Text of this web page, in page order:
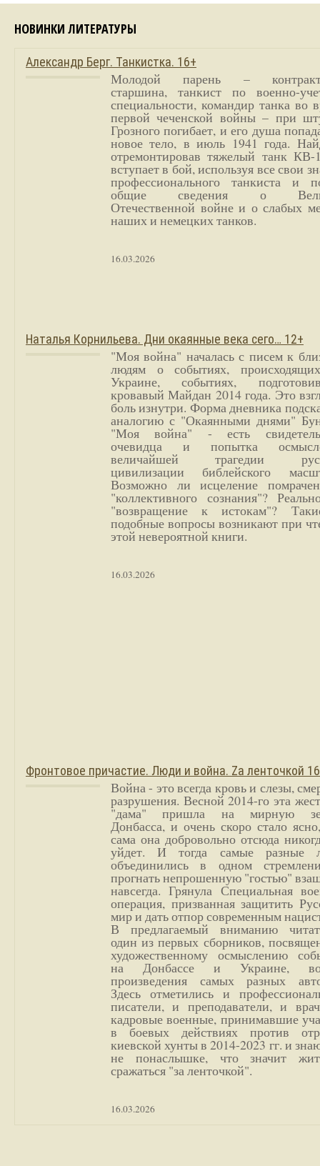
НОВИНКИ ЛИТЕРАТУРЫ
Александр Берг. Танкистка. 16+
Молодой парень –
старшина, танкист по военно-
специальности, командир танка во
первой чеченской войны – при
Грозного погибает, и его душа
новое тело, в июль 1941 года.
отремонтировав тяжелый танк
вступает в бой, используя все свои
профессионального танкиста и
общие сведения о
Отечественной войне и о слабых
наших и немецких танков.
16.03.2026
Наталья Корнильева. Дни окаянные века сего… 12+
"Моя война" началась с писем к
людям о событиях,
Украине, событиях,
кровавый Майдан 2014 года. Это
боль изнутри. Форма дневника
аналогию с "Окаянными днями"
"Моя война" - есть
очевидца и попытка
величайшей трагедии
цивилизации библейского
Возможно ли исцеление
"коллективного сознания"?
"возвращение к истокам"?
подобные вопросы возникают при
этой невероятной книги.
16.03.2026
Фронтовое причастие. Люди и война. Zа ленточкой
Война - это всегда кровь и слезы,
разрушения. Весной 2014-го эта
"дама" пришла на мирную
Донбасса, и очень скоро стало
сама она добровольно отсюда
уйдет. И тогда самые разные
объединились в одном
прогнать непрошенную "гостью"
навсегда. Грянула Специальная
операция, призванная защитить
мир и дать отпор современным
В предлагаемый вниманию
один из первых сборников,
художественному осмыслению
на Донбассе и Украине,
произведения самых разных
Здесь отметились и
писатели, и преподаватели, и
кадровые военные, принимавшие
в боевых действиях против
киевской хунты в 2014-2023 гг. и
не понаслышке, что значит
сражаться "за ленточкой".
16.03.2026